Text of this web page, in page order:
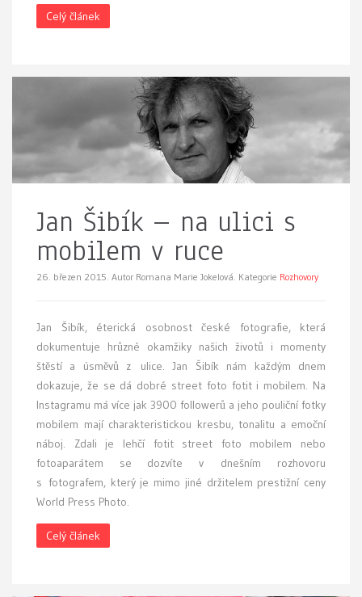
Celý článek
Jan Šibík – na ulici s
mobilem v ruce
26. březen 2015. Autor Romana Marie Jokelová. Kategorie Rozhovory
Jan Šibík, éterická osobnost české fotografie, která
dokumentuje hrůzné okamžiky našich životů i momenty
štěstí a úsměvů z ulice. Jan Šibík nám každým dnem
dokazuje, že se dá dobré street foto fotit i mobilem. Na
Instagramu má více jak 3900 followerů a jeho pouliční fotky
mobilem mají charakteristickou kresbu, tonalitu a emoční
náboj. Zdali je lehčí fotit street foto mobilem nebo
fotoaparátem se dozvíte v dnešním rozhovoru
s fotografem, který je mimo jiné držitelem prestižní ceny
World Press Photo.
Celý článek